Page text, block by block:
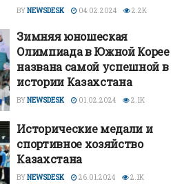
BYNEWSDESK 04.02.2024 2.2K
Зимняя юношеская
Олимпиада в Южной Корее
названа самой успешной в
истории Казахстана
BYNEWSDESK 01.02.2024 2.1K
Исторические медали и
спортивное хозяйство
Казахстана
BYNEWSDESK 26.01.2024 2.1K